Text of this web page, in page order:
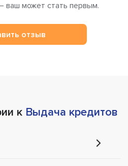
может стать первым.
отзыв
к Выдача кредитов